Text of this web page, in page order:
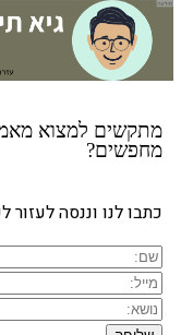
למצוא מאמרים
לנו וננסה לעזור לכם: